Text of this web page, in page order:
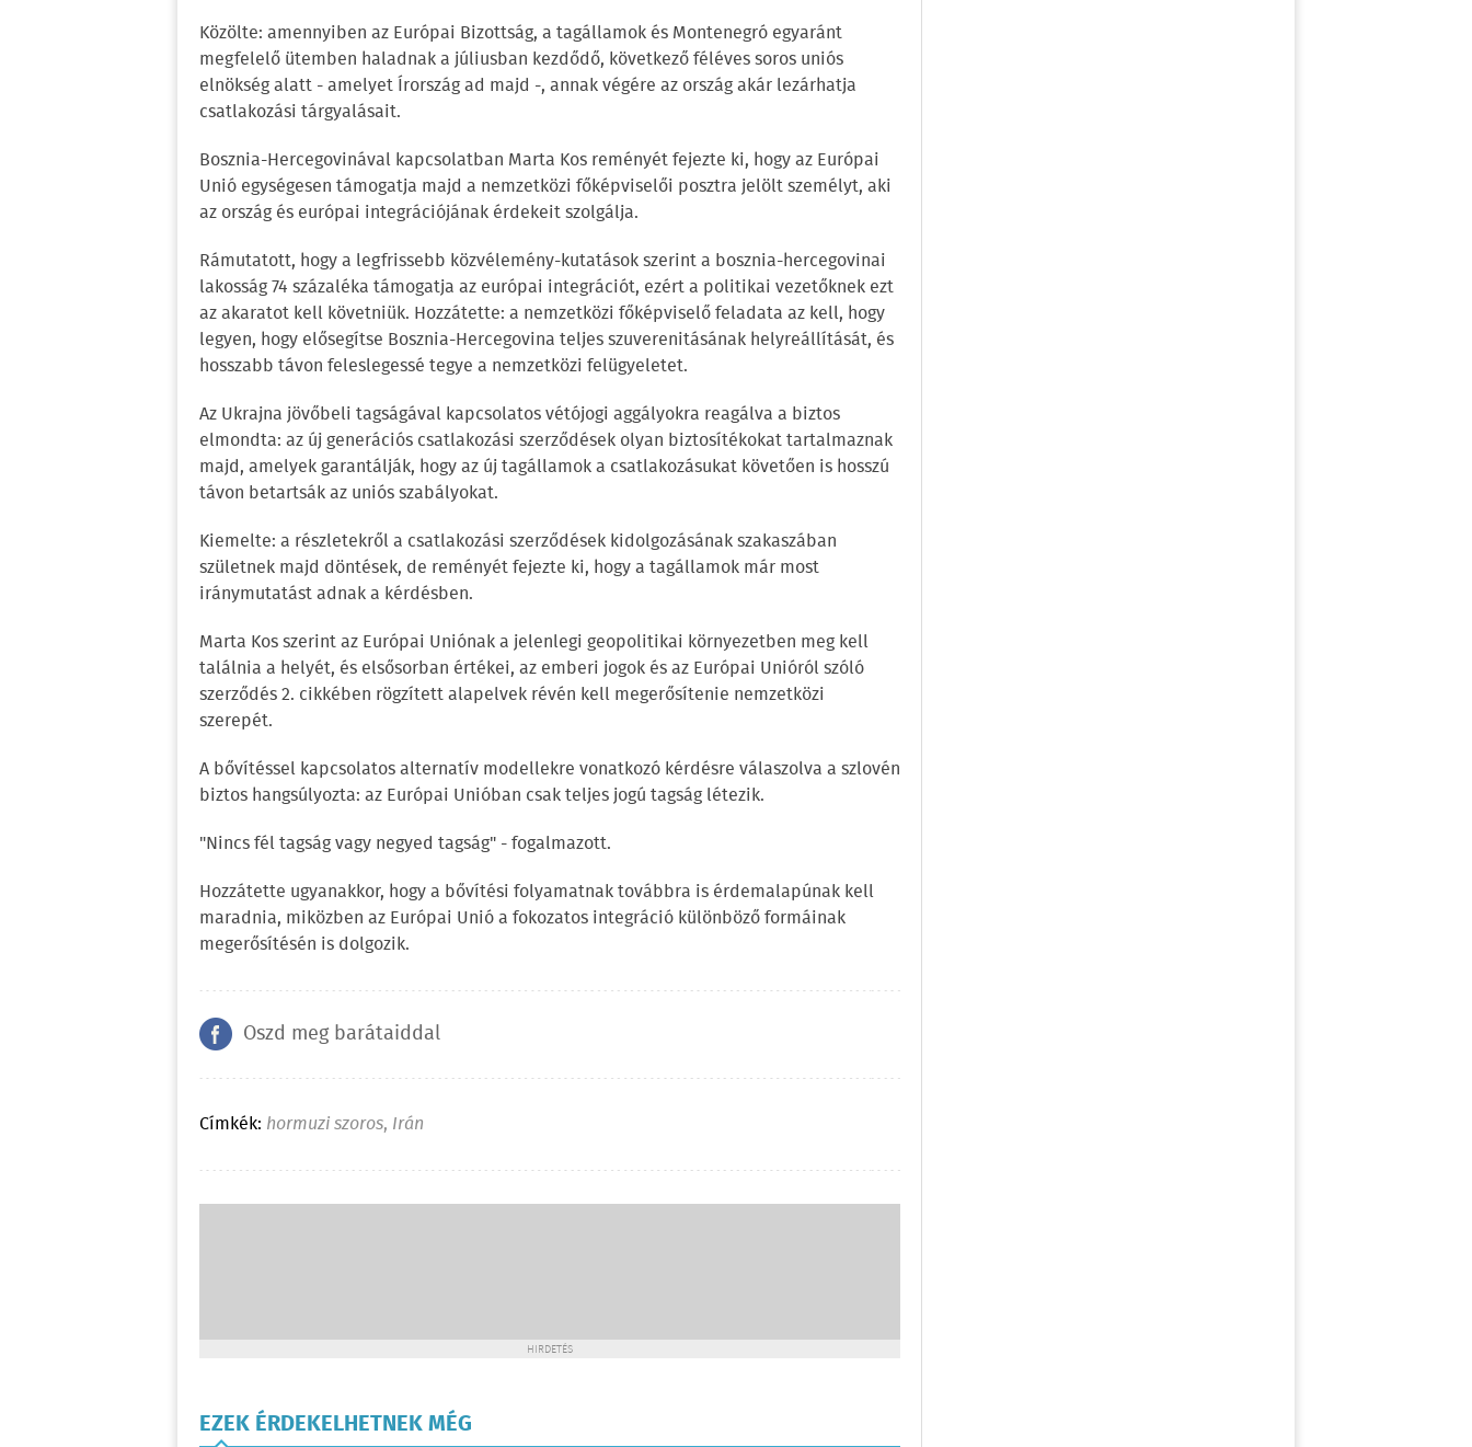
Közölte: amennyiben az Európai Bizottság, a tagállamok és Montenegró egyaránt
megfelelő ütemben haladnak a júliusban kezdődő, következő féléves soros uniós
elnökség alatt - amelyet Írország ad majd -, annak végére az ország akár lezárhatja
csatlakozási tárgyalásait.
Bosznia-Hercegovinával kapcsolatban Marta Kos reményét fejezte ki, hogy az Európai
Unió egységesen támogatja majd a nemzetközi főképviselői posztra jelölt személyt, aki
az ország és európai integrációjának érdekeit szolgálja.
Rámutatott, hogy a legfrissebb közvélemény-kutatások szerint a bosznia-hercegovinai
lakosság 74 százaléka támogatja az európai integrációt, ezért a politikai vezetőknek ezt
az akaratot kell követniük. Hozzátette: a nemzetközi főképviselő feladata az kell, hogy
legyen, hogy elősegítse Bosznia-Hercegovina teljes szuverenitásának helyreállítását, és
hosszabb távon feleslegessé tegye a nemzetközi felügyeletet.
Az Ukrajna jövőbeli tagságával kapcsolatos vétójogi aggályokra reagálva a biztos
elmondta: az új generációs csatlakozási szerződések olyan biztosítékokat tartalmaznak
majd, amelyek garantálják, hogy az új tagállamok a csatlakozásukat követően is hosszú
távon betartsák az uniós szabályokat.
Kiemelte: a részletekről a csatlakozási szerződések kidolgozásának szakaszában
születnek majd döntések, de reményét fejezte ki, hogy a tagállamok már most
iránymutatást adnak a kérdésben.
Marta Kos szerint az Európai Uniónak a jelenlegi geopolitikai környezetben meg kell
találnia a helyét, és elsősorban értékei, az emberi jogok és az Európai Unióról szóló
szerződés 2. cikkében rögzített alapelvek révén kell megerősítenie nemzetközi
szerepét.
A bővítéssel kapcsolatos alternatív modellekre vonatkozó kérdésre válaszolva a szlovén
biztos hangsúlyozta: az Európai Unióban csak teljes jogú tagság létezik.
"Nincs fél tagság vagy negyed tagság" - fogalmazott.
Hozzátette ugyanakkor, hogy a bővítési folyamatnak továbbra is érdemalapúnak kell
maradnia, miközben az Európai Unió a fokozatos integráció különböző formáinak
megerősítésén is dolgozik.
Oszd meg barátaiddal
Címkék: hormuzi szoros, Irán
HIRDETÉS
EZEK ÉRDEKELHETNEK MÉG